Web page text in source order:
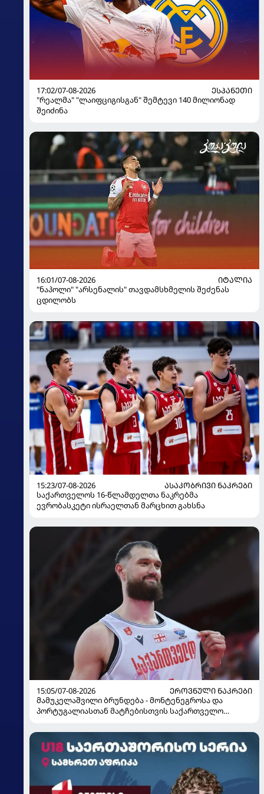
17:02/07-08-2026
ᲔᲡᲞᲐᲜᲔᲗᲘ
"რეალმა" "ლაიფციგისგან" შემტევი 140 მილიონად
შეიძინა
16:01/07-08-2026
ᲘᲢᲐᲚᲘᲐ
"ნაპოლი" "არსენალის" თავდამსხმელის შეძენას
ცდილობს
15:23/07-08-2026
ᲐᲡᲐᲙᲝᲑᲠᲘᲕᲘ ᲜᲐᲙᲠᲔᲑᲘ
საქართველოს 16-წლამდელთა ნაკრებმა
ევრობასკეტი ისრაელთან მარცხით გახსნა
15:05/07-08-2026
ᲔᲠᲝᲕᲜᲣᲚᲘ ᲜᲐᲙᲠᲔᲑᲘ
მამუკელაშვილი ბრუნდება - მონტენეგროსა და
პორტუგალიასთან მატჩებისთვის საქართველო